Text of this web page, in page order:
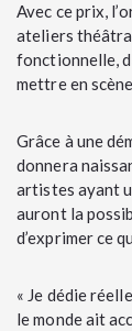
Avec ce prix,
ateliers
fonctionnelle,
mettre en
Grâce à une
donnera
artistes ayant
auront la
d’exprimer ce
« Je dédie
le monde ait